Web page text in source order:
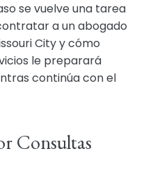
se vuelve una tarea
a un abogado
City y cómo
le preparará
continúa con el
Consultas